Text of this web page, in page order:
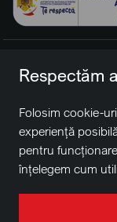
rezervate.
BCCH Auto
Group
Sediu social:
nr. 29, Voluntari, Ilfov
Respectăm
Folosim cookie-
experiență
pentru
înțelegem cum
uri în scopuri de